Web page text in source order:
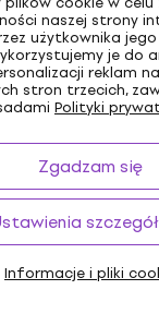
naszej strony
użytkownika
je do
reklam
stron trzecich,
Polityki
Zgadzam się
Informacje i pliki
PL